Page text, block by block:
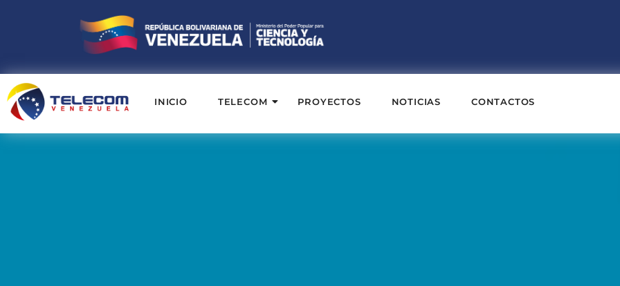
INICIO TELECOM PROYECTOS NOTICIAS CONTACTOS